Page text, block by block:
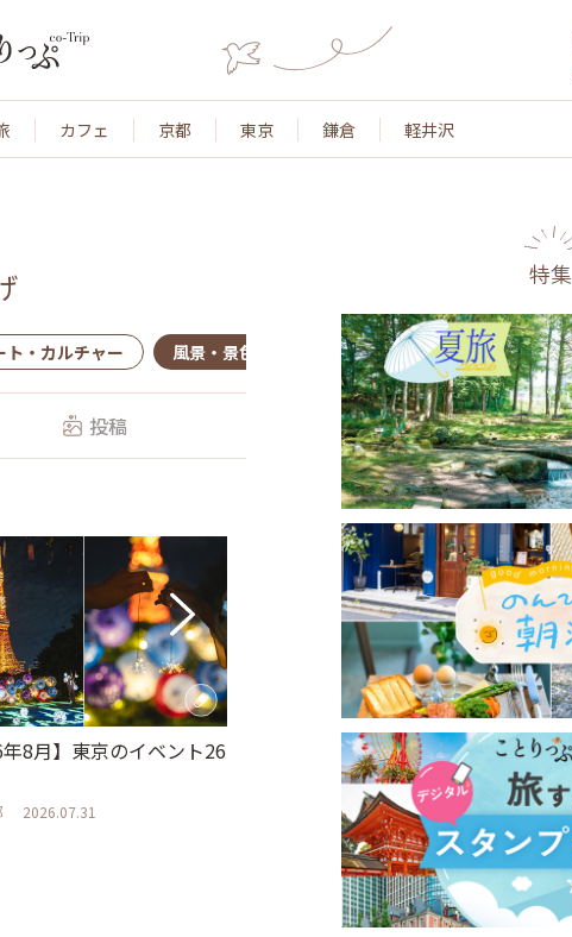
カフェ 京都 東京 鎌倉 軽井沢
ト・カルチャー 風景・景色 名所・旧跡 温泉・スパ
投稿
年8月】東京のイベント26
2026.07.31
まるで物語の入り口のよう。花と
緑に囲まれた小さなカフェ／高井
戸「花ト喫茶 ネコノコバン」
2026.07.29
特集